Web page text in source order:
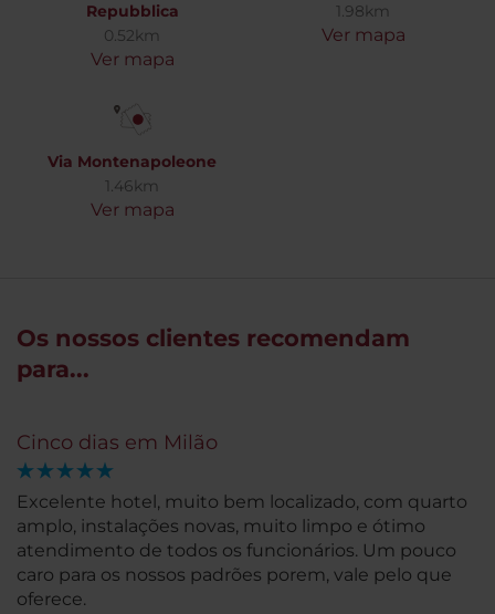
Repubblica
0.52km
Ver mapa
1.98km
Ver mapa
Via Montenapoleone
1.46km
Ver mapa
Os nossos clientes recomendam
para...
Cinco dias em Milão
Excelente hotel, muito bem localizado, com quarto
amplo, instalações novas, muito limpo e ótimo
atendimento de todos os funcionários. Um pouco
caro para os nossos padrões porem, vale pelo que
oferece.